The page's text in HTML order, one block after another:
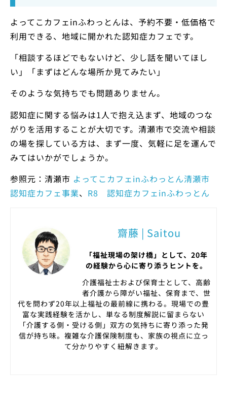
よってこカフェinふわっとんは、予約不要・低価格で
利用できる、地域に開かれた認知症カフェです。
「相談するほどでもないけど、少し話を聞いてほし
い」「まずはどんな場所か見てみたい」
そのような気持ちでも問題ありません。
認知症に関する悩みは1人で抱え込まず、地域のつな
がりを活用することが大切です。清瀬市で交流や相談
の場を探している方は、まず一度、気軽に足を運んで
みてはいかがでしょうか。
参照元：清瀬市 よってこカフェinふわっとん清瀬市
認知症カフェ事業、 R8 認知症カフェinふわっとん
齋藤 | Saitou
「福祉現場の架け橋」として、20年
の経験から心に寄り添うヒントを。
介護福祉士および保育士として、高齢
者介護から障がい福祉、保育まで、世
代を問わず20年以上福祉の最前線に携わる。現場での豊
富な実践経験を活かし、単なる制度解説に留まらない
「介護する側・受ける側」双方の気持ちに寄り添った発
信が持ち味。複雑な介護保険制度も、家族の視点に立っ
て分かりやすく紐解きます。